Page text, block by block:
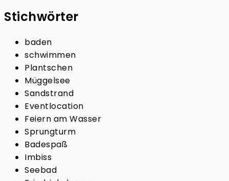
Stichwörter
baden
schwimmen
Plantschen
Müggelsee
Sandstrand
Eventlocation
Feiern am Wasser
Sprungturm
Badespaß
Imbiss
Seebad